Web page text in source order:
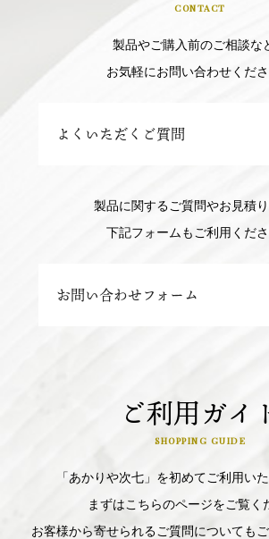
CONTACT
製品やご購入前のご相談な
お気軽にお問い合わせくださ
よくいただくご質問
製品に関するご質問やお見積り
下記フォームもご利用くださ
お問い合わせフォーム
ご利用ガイ
SHOPPING GUIDE
「あかりや次七」を初めてご利用い
まずはこちらのページをご覧く
お客様から寄せられるご質問についてもご